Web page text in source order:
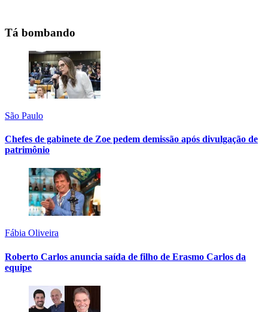
Tá bombando
São Paulo
Chefes de gabinete de Zoe pedem demissão após divulgação de
patrimônio
Fábia Oliveira
Roberto Carlos anuncia saída de filho de Erasmo Carlos da
equipe